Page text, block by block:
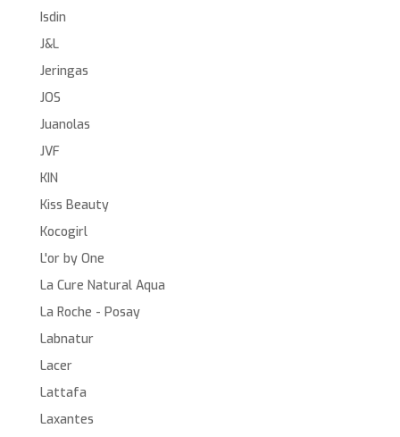
Isdin
J&L
Jeringas
JOS
Juanolas
JVF
KIN
Kiss Beauty
Kocogirl
L'or by One
La Cure Natural Aqua
La Roche - Posay
Labnatur
Lacer
Lattafa
Laxantes